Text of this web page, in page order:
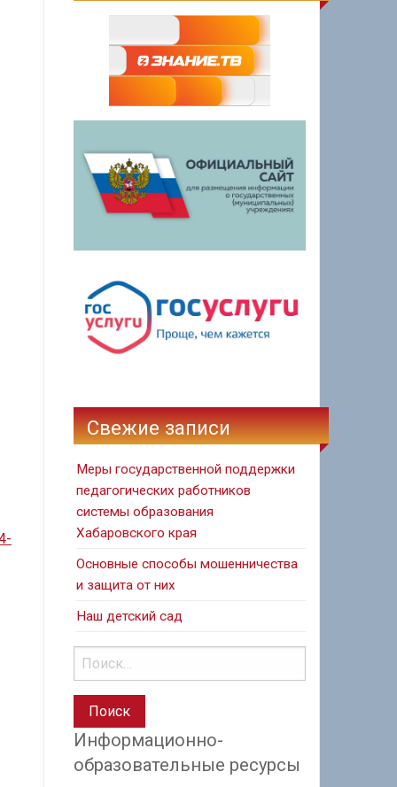
Свежие записи
Меры государственной поддержки
педагогических работников
системы образования
Хабаровского края
Основные способы мошенничества
и защита от них
Наш детский сад
Информационно-
образовательные ресурсы